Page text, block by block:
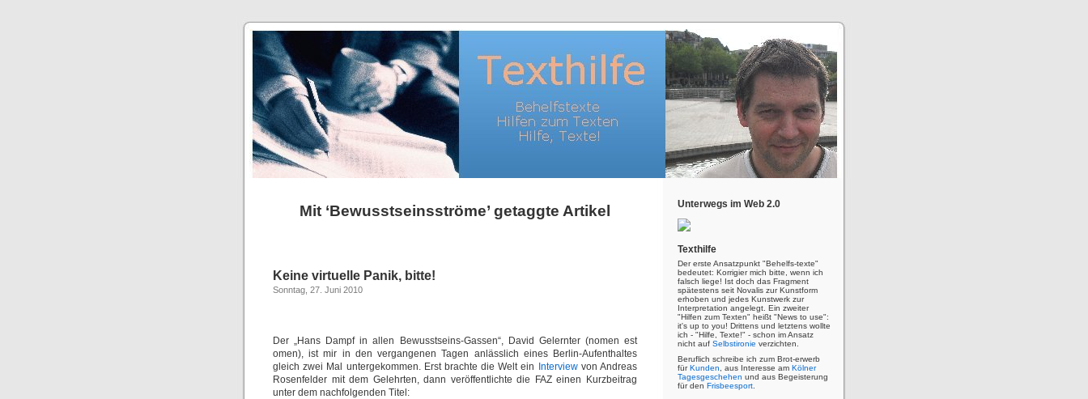
Mit ‘Bewusstseinsströme’ getaggte Artikel
Keine virtuelle Panik, bitte!
Sonntag, 27. Juni 2010
Der „Hans Dampf in allen Bewusstseins-Gassen“, David Gelernter (nomen est
omen), ist mir in den vergangenen Tagen anlässlich eines Berlin-Aufenthaltes
gleich zwei Mal untergekommen. Erst brachte die Welt ein
Interviewvon Andreas
Rosenfelder mit dem Gelehrten, dann veröffentlichte die FAZ einen Kurzbeitrag
unter dem nachfolgenden Titel:
Unterwegs im Web 2.0
Texthilfe
Der erste Ansatzpunkt "Behelfs-texte"
bedeutet: Korrigier mich bitte, wenn ich
falsch liege! Ist doch das Fragment
spätestens seit Novalis zur Kunstform
erhoben und jedes Kunstwerk zur
Interpretation angelegt. Ein zweiter
"Hilfen zum Texten" heißt "News to use":
it's up to you! Drittens und letztens wollte
ich - "Hilfe, Texte!" - schon im Ansatz
nicht auf Selbstironie verzichten.
Beruflich schreibe ich zum Brot-erwerb
fürKunden , aus Interesse am Kölner
Tagesgeschehen und aus Begeisterung
für den Frisbeesport